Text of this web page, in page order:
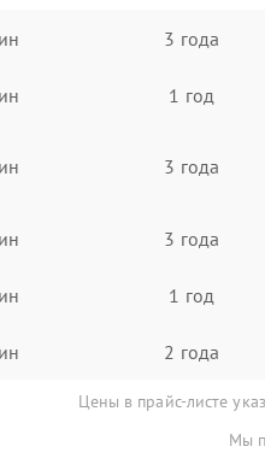
3 года
1 год
3 года
3 года
1 год
2 года
Цены в прайс-листе
Мы